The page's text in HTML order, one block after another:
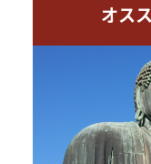
オス